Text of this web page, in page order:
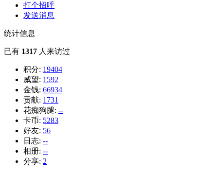
打个招呼
发送消息
统计信息
已有 1317 人来访过
积分: 19404
威望: 1592
金钱: 66934
贡献: 1731
花痴狗腿: --
卡币: 5283
好友: 56
日志: --
相册: --
分享: 2